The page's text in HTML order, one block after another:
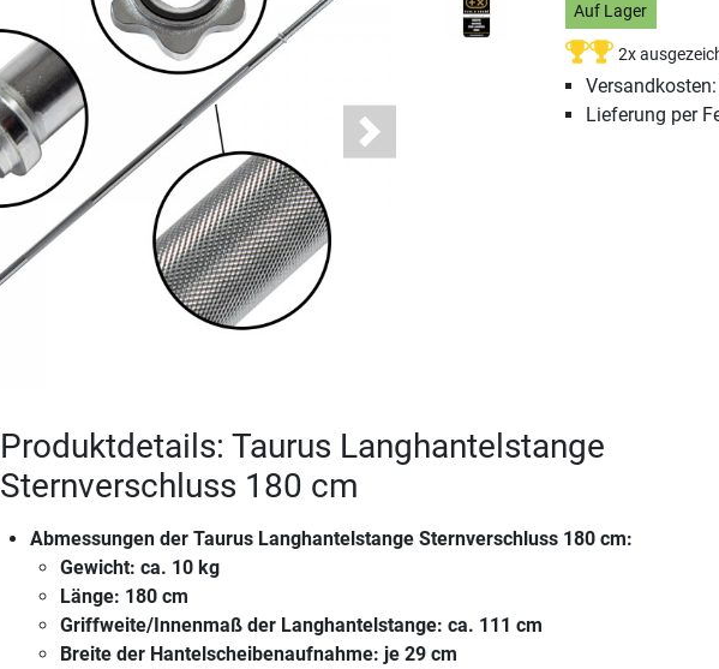
Next
Auf Lager
2x
Lieferung per
Produktdetails: Taurus Langhantelstange
Sternverschluss 180 cm
Abmessungen der Taurus Langhantelstange Sternverschluss 180 cm:
Gewicht: ca. 10 kg
Länge: 180 cm
Griffweite/Innenmaß der Langhantelstange: ca. 111 cm
Breite der Hantelscheibenaufnahme: je 29 cm